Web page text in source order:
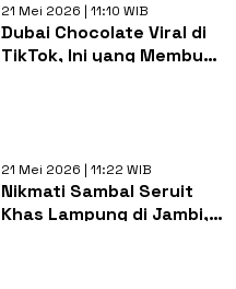
21 Mei 2026 | 11:10 WIB
Dubai Chocolate Viral di
TikTok, Ini yang Membuat
21 Mei 2026 | 11:22 WIB
Nikmati Sambal Seruit
Khas Lampung di Jambi,